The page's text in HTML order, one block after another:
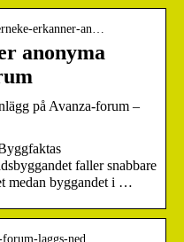
erkanner-an…
anonyma
på Avanza-forum –
faller snabbare
medan byggandet i …
laggs-ned